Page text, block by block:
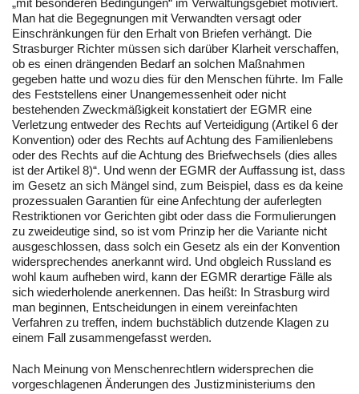
„mit besonderen Bedingungen“ im Verwaltungsgebiet motiviert.
Man hat die Begegnungen mit Verwandten versagt oder
Einschränkungen für den Erhalt von Briefen verhängt. Die
Strasburger Richter müssen sich darüber Klarheit verschaffen,
ob es einen drängenden Bedarf an solchen Maßnahmen
gegeben hatte und wozu dies für den Menschen führte. Im Falle
des Feststellens einer Unangemessenheit oder nicht
bestehenden Zweckmäßigkeit konstatiert der EGMR eine
Verletzung entweder des Rechts auf Verteidigung (Artikel 6 der
Konvention) oder des Rechts auf Achtung des Familienlebens
oder des Rechts auf die Achtung des Briefwechsels (dies alles
ist der Artikel 8)“. Und wenn der EGMR der Auffassung ist, dass
im Gesetz an sich Mängel sind, zum Beispiel, dass es da keine
prozessualen Garantien für eine Anfechtung der auferlegten
Restriktionen vor Gerichten gibt oder dass die Formulierungen
zu zweideutige sind, so ist vom Prinzip her die Variante nicht
ausgeschlossen, dass solch ein Gesetz als ein der Konvention
widersprechendes anerkannt wird. Und obgleich Russland es
wohl kaum aufheben wird, kann der EGMR derartige Fälle als
sich wiederholende anerkennen. Das heißt: In Strasburg wird
man beginnen, Entscheidungen in einem vereinfachten
Verfahren zu treffen, indem buchstäblich dutzende Klagen zu
einem Fall zusammengefasst werden.
Nach Meinung von Menschenrechtlern widersprechen die
vorgeschlagenen Änderungen des Justizministeriums den